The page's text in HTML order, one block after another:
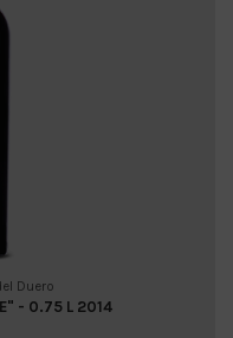
Duero
- 0.75 L 2014